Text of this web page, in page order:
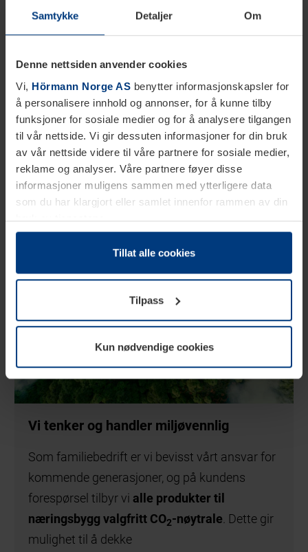
Samtykke Detaljer Om
Denne nettsiden anvender cookies
Vi, Hörmann Norge AS benytter informasjonskapsler for
å personalisere innhold og annonser, for å kunne tilby
funksjoner for sosiale medier og for å analysere tilgangen
til vår nettside. Vi gir dessuten informasjoner for din bruk
av vår nettside videre til våre partnere for sosiale medier,
reklame og analyser. Våre partnere føyer disse
informasjoner muligens sammen med ytterligere data
som du har klargjort eller samlet innenfor rammen av din
bruk av tjenestene.
Etter loven kan vi lagre informasjonskapsler på din
datamaskin, hvis disse er absolutt nødvendig for drift av
trenger vi din tillatelse. Du kan når som helst endre eller
tilbakekalle ditt samtykke i forklaringen av
informasjonskapselen på sidenPersonvernerklæringpå
Tillat alle cookies
Tilpass
Kun nødvendige cookies
Vi tenker og handler miljøvennlig
Som familiebedrift er vi bevisst vårt ansvar for
kommende generasjoner, og på kundens
forespørsel tilbyr vi alle produkter til
næringsbygg valgfritt CO2-nøytrale . Dette gir
mulighet til å dekke